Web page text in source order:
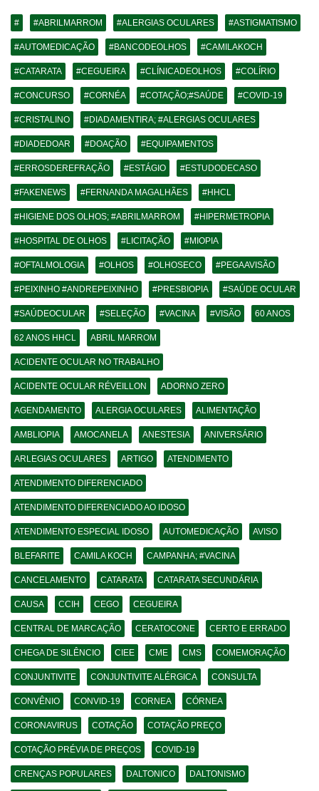
# #ABRILMARROM #ALERGIAS OCULARES #ASTIGMATISMO
#AUTOMEDICAÇÃO #BANCODEOLHOS #CAMILAKOCH
#CATARATA #CEGUEIRA #CLÍNICADEOLHOS #COLÍRIO
#CONCURSO #CORNÉA #COTAÇÃO;#SAÚDE #COVID-19
#CRISTALINO #DIADAMENTIRA; #ALERGIAS OCULARES
#DIADEDOAR #DOAÇÃO #EQUIPAMENTOS
#ERROSDEREFRAÇÃO #ESTÁGIO #ESTUDODECASO
#FAKENEWS #FERNANDA MAGALHÃES #HHCL
#HIGIENE DOS OLHOS; #ABRILMARROM #HIPERMETROPIA
#HOSPITAL DE OLHOS #LICITAÇÃO #MIOPIA
#OFTALMOLOGIA #OLHOS #OLHOSECO #PEGAAVISÃO
#PEIXINHO #ANDREPEIXINHO #PRESBIOPIA #SAÚDE OCULAR
#SAÚDEOCULAR #SELEÇÃO #VACINA #VISÃO 60 ANOS
62 ANOS HHCL ABRIL MARROM
ACIDENTE OCULAR NO TRABALHO
ACIDENTE OCULAR RÉVEILLON ADORNO ZERO
AGENDAMENTO ALERGIA OCULARES ALIMENTAÇÃO
AMBLIOPIA AMOCANELA ANESTESIA ANIVERSÁRIO
ARLEGIAS OCULARES ARTIGO ATENDIMENTO
ATENDIMENTO DIFERENCIADO
ATENDIMENTO DIFERENCIADO AO IDOSO
ATENDIMENTO ESPECIAL IDOSO AUTOMEDICAÇÃO AVISO
BLEFARITE CAMILA KOCH CAMPANHA; #VACINA
CANCELAMENTO CATARATA CATARATA SECUNDÁRIA
CAUSA CCIH CEGO CEGUEIRA
CENTRAL DE MARCAÇÃO CERATOCONE CERTO E ERRADO
CHEGA DE SILÊNCIO CIEE CME CMS COMEMORAÇÃO
CONJUNTIVITE CONJUNTIVITE ALÉRGICA CONSULTA
CONVÊNIO CONVID-19 CORNEA CÓRNEA
CORONAVIRUS COTAÇÃO COTAÇÃO PREÇO
COTAÇÃO PRÉVIA DE PREÇOS COVID-19
CRENÇAS POPULARES DALTONICO DALTONISMO